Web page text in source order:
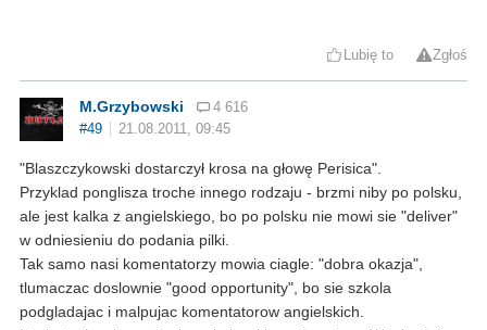
Lubię to Zgłoś
M.Grzybowski
4 616
#49
21.08.2011, 09:45
Blaszczykowski dostarczył krosa na głowę Perisica
Przyklad ponglisza troche innego rodzaju - brzmi niby po polsku,
ale jest kalka z angielskiego, bo po polsku nie mowi sie "deliver"
w odniesieniu do podania pilki.
Tak samo nasi komentatorzy mowia ciagle: "dobra okazja",
tlumaczac doslownie "good opportunity", bo sie szkola
podgladajac i malpujac komentatorow angielskich.